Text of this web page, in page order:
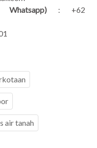
: +62
air tanah